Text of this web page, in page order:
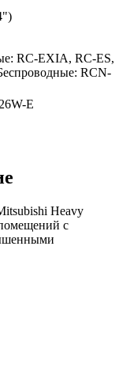
RC-EXIA, RC-ES,
RCN-
E
Heavy
с